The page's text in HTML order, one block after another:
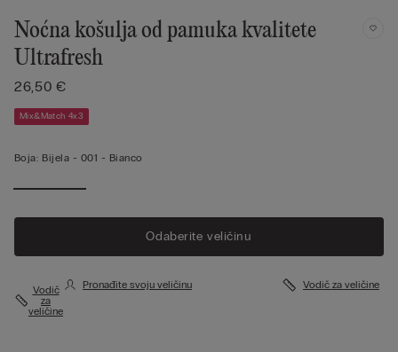
Noćna košulja od pamuka kvalitete
Ultrafresh
26,50 €
Mix&Match 4x3
Boja: Bijela - 001 - Bianco
Odaberite veličinu
Vodič
za
veličine
Pronađite svoju veličinu Vodič za veličine